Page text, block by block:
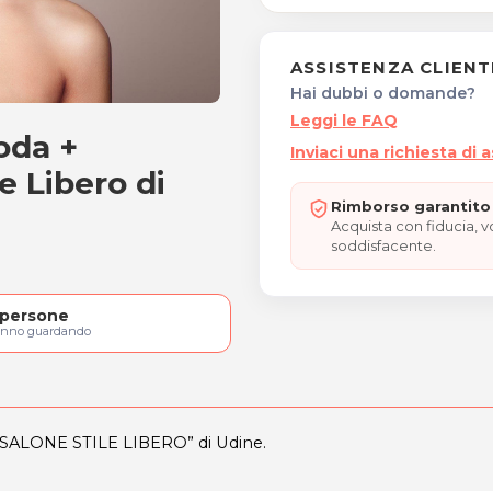
moda e 5 shampoo
+
Libero di
persone
guardando
ASSISTENZA
Hai dubbi o domande?
Leggi le FAQ
Inviaci una richiesta di
Rimborso
Acquista con fiducia,
soddisfacente.
STILE LIBERO” di Udine.